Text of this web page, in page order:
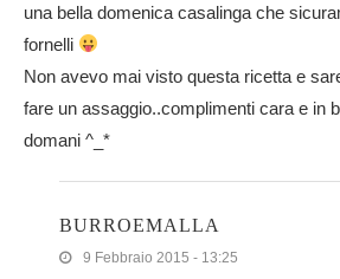
una bella domenica casalinga che
fornelli
Non avevo mai visto questa ricetta e
fare un assaggio..complimenti cara e in
domani ^_*
BURROEMALLA
9 Febbraio 2015 - 13:25